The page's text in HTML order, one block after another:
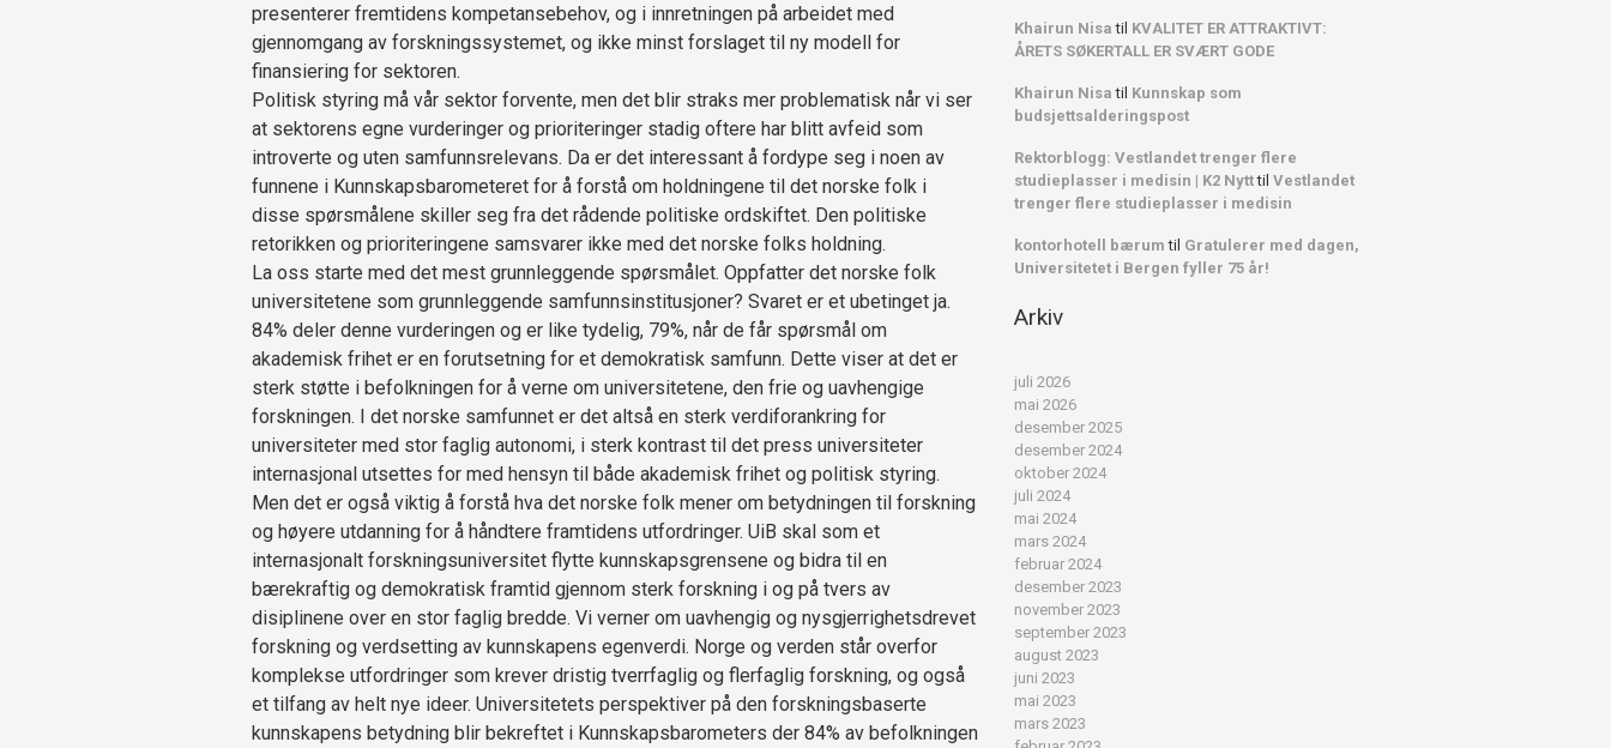
presenterer fremtidens kompetansebehov, og i innretningen på arbeidet med
gjennomgang av forskningssystemet, og ikke minst forslaget til ny modell for
finansiering for sektoren.
Politisk styring må vår sektor forvente, men det blir straks mer problematisk når vi ser
at sektorens egne vurderinger og prioriteringer stadig oftere har blitt avfeid som
introverte og uten samfunnsrelevans. Da er det interessant å fordype seg i noen av
funnene i Kunnskapsbarometeret for å forstå om holdningene til det norske folk i
disse spørsmålene skiller seg fra det rådende politiske ordskiftet. Den politiske
retorikken og prioriteringene samsvarer ikke med det norske folks holdning.
La oss starte med det mest grunnleggende spørsmålet. Oppfatter det norske folk
universitetene som grunnleggende samfunnsinstitusjoner? Svaret er et ubetinget ja.
84% deler denne vurderingen og er like tydelig, 79%, når de får spørsmål om
akademisk frihet er en forutsetning for et demokratisk samfunn. Dette viser at det er
sterk støtte i befolkningen for å verne om universitetene, den frie og uavhengige
forskningen. I det norske samfunnet er det altså en sterk verdiforankring for
universiteter med stor faglig autonomi, i sterk kontrast til det press universiteter
internasjonal utsettes for med hensyn til både akademisk frihet og politisk styring.
Men det er også viktig å forstå hva det norske folk mener om betydningen til forskning
og høyere utdanning for å håndtere framtidens utfordringer. UiB skal som et
internasjonalt forskningsuniversitet flytte kunnskapsgrensene og bidra til en
bærekraftig og demokratisk framtid gjennom sterk forskning i og på tvers av
disiplinene over en stor faglig bredde. Vi verner om uavhengig og nysgjerrighetsdrevet
forskning og verdsetting av kunnskapens egenverdi. Norge og verden står overfor
komplekse utfordringer som krever dristig tverrfaglig og flerfaglig forskning, og også
et tilfang av helt nye ideer. Universitetets perspektiver på den forskningsbaserte
kunnskapens betydning blir bekreftet i Kunnskapsbarometers der 84% av befolkningen
Khairun Nisa til KVALITET ER ATTRAKTIVT:
ÅRETS SØKERTALL ER SVÆRT GODE
Khairun Nisa til Kunnskap som
budsjettsalderingspost
Rektorblogg: Vestlandet trenger flere
studieplasser i medisin | K2 NytttilVestlandet
trenger flere studieplasser i medisin
kontorhotell bærum til Gratulerer med dagen,
Universitetet i Bergen fyller 75 år!
Arkiv
juli 2026
mai 2026
desember 2025
desember 2024
oktober 2024
juli 2024
mai 2024
mars 2024
februar 2024
desember 2023
november 2023
september 2023
august 2023
juni 2023
mai 2023
mars 2023